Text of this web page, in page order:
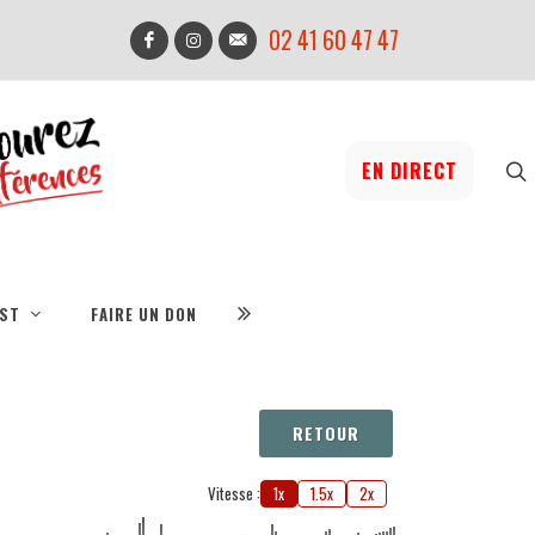
02 41 60 47 47
EN DIRECT
FAIRE UN DON
RETOUR
Vitesse : 1x 1.5x 2x